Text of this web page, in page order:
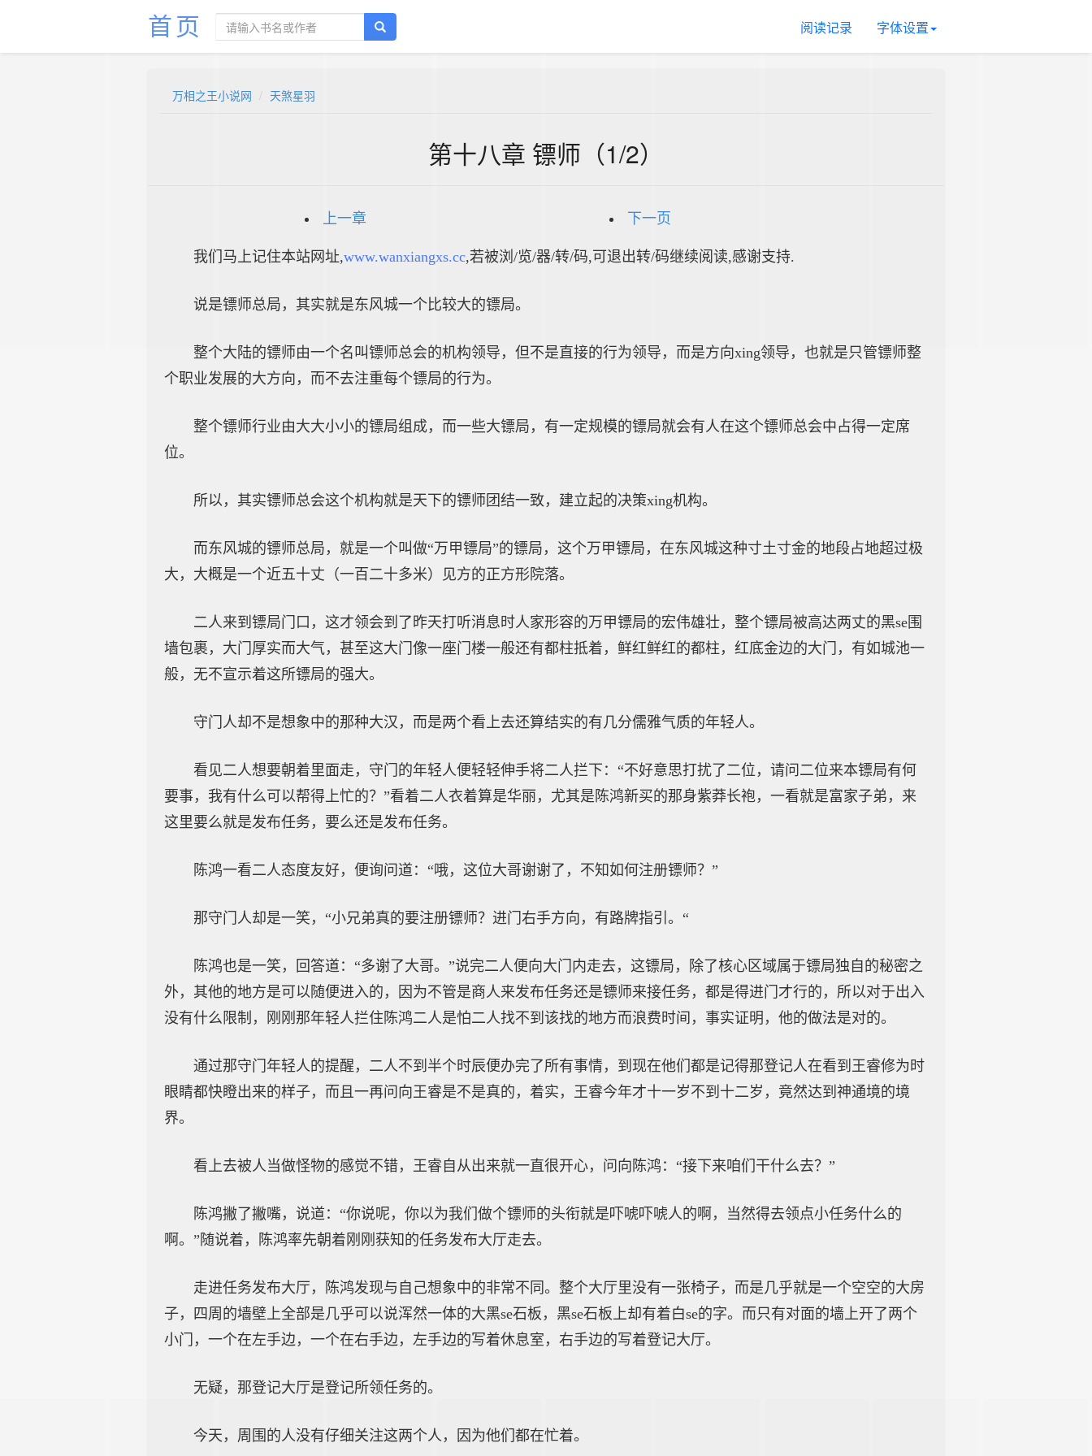
首页 阅读记录 字体设置
万相之王小说网 天煞星羽
第十八章 镖师（1/2）
上一章 下一页
我们马上记住本站网址,www.wanxiangxs.cc,若被浏/览/器/转/码,可退出转/码继续阅读,感谢支持.
说是镖师总局，其实就是东风城一个比较大的镖局。
整个大陆的镖师由一个名叫镖师总会的机构领导，但不是直接的行为领导，而是方向xing领导，也就是只管镖师整
个职业发展的大方向，而不去注重每个镖局的行为。
整个镖师行业由大大小小的镖局组成，而一些大镖局，有一定规模的镖局就会有人在这个镖师总会中占得一定席
位。
所以，其实镖师总会这个机构就是天下的镖师团结一致，建立起的决策xing机构。
而东风城的镖师总局，就是一个叫做“万甲镖局”的镖局，这个万甲镖局，在东风城这种寸土寸金的地段占地超过极
大，大概是一个近五十丈（一百二十多米）见方的正方形院落。
二人来到镖局门口，这才领会到了昨天打听消息时人家形容的万甲镖局的宏伟雄壮，整个镖局被高达两丈的黑se围
墙包裹，大门厚实而大气，甚至这大门像一座门楼一般还有都柱抵着，鲜红鲜红的都柱，红底金边的大门，有如城池一
般，无不宣示着这所镖局的强大。
守门人却不是想象中的那种大汉，而是两个看上去还算结实的有几分儒雅气质的年轻人。
看见二人想要朝着里面走，守门的年轻人便轻轻伸手将二人拦下：“不好意思打扰了二位，请问二位来本镖局有何
要事，我有什么可以帮得上忙的？”看着二人衣着算是华丽，尤其是陈鸿新买的那身紫莽长袍，一看就是富家子弟，来
这里要么就是发布任务，要么还是发布任务。
陈鸿一看二人态度友好，便询问道：“哦，这位大哥谢谢了，不知如何注册镖师？”
那守门人却是一笑，“小兄弟真的要注册镖师？进门右手方向，有路牌指引。“
陈鸿也是一笑，回答道：“多谢了大哥。”说完二人便向大门内走去，这镖局，除了核心区域属于镖局独自的秘密之
外，其他的地方是可以随便进入的，因为不管是商人来发布任务还是镖师来接任务，都是得进门才行的，所以对于出入
没有什么限制，刚刚那年轻人拦住陈鸿二人是怕二人找不到该找的地方而浪费时间，事实证明，他的做法是对的。
通过那守门年轻人的提醒，二人不到半个时辰便办完了所有事情，到现在他们都是记得那登记人在看到王睿修为时
眼睛都快瞪出来的样子，而且一再问向王睿是不是真的，着实，王睿今年才十一岁不到十二岁，竟然达到神通境的境
界。
看上去被人当做怪物的感觉不错，王睿自从出来就一直很开心，问向陈鸿：“接下来咱们干什么去？”
陈鸿撇了撇嘴，说道：“你说呢，你以为我们做个镖师的头衔就是吓唬吓唬人的啊，当然得去领点小任务什么的
啊。”随说着，陈鸿率先朝着刚刚获知的任务发布大厅走去。
走进任务发布大厅，陈鸿发现与自己想象中的非常不同。整个大厅里没有一张椅子，而是几乎就是一个空空的大房
子，四周的墙壁上全部是几乎可以说浑然一体的大黑se石板，黑se石板上却有着白se的字。而只有对面的墙上开了两个
小门，一个在左手边，一个在右手边，左手边的写着休息室，右手边的写着登记大厅。
无疑，那登记大厅是登记所领任务的。
今天，周围的人没有仔细关注这两个人，因为他们都在忙着。